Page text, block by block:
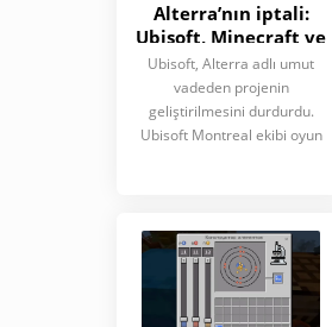
Alterra’nın iptali:
Ubisoft, Minecraft ve
Animal Crossing’e
cevabı olan oyunu
neden kapattı?
Ubisoft, Alterra adlı umut
vadeden projenin
geliştirilmesini durdurdu.
Ubisoft Montreal ekibi oyun